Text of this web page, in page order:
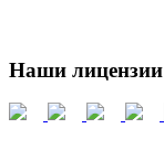
Наши лицензии